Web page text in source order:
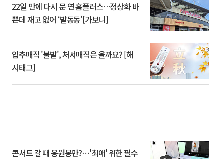
22일 만에 다시 문 연 홈플러스…정상화 바
쁜데 재고 없어 ‘발동동’[가보니]
입추매직 '불발', 처서매직은 올까요? [해
시태그]
콘서트 갈 때 응원봉만?⋯'최애' 위한 필수